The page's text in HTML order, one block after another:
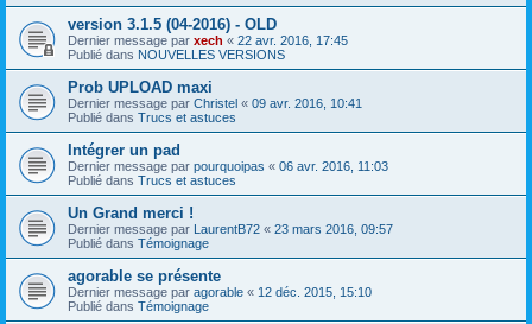
version 3.1.5 (04-2016) - OLD
Dernier message par xech « 22 avr. 2016, 17:45
Publié dans NOUVELLES VERSIONS
Prob UPLOAD maxi
Dernier message par Christel « 09 avr. 2016, 10:41
Publié dans Trucs et astuces
Intégrer un pad
Dernier message par pourquoipas « 06 avr. 2016, 11:03
Publié dans Trucs et astuces
Un Grand merci !
Dernier message par LaurentB72 « 23 mars 2016, 09:57
Publié dans Témoignage
agorable se présente
Dernier message par agorable « 12 déc. 2015, 15:10
Publié dans Témoignage